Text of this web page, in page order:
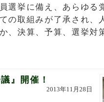
選挙に備え、あらゆる
の取組みが了承され、
、決算、予算、選挙対
』開催！
2013年11月28日